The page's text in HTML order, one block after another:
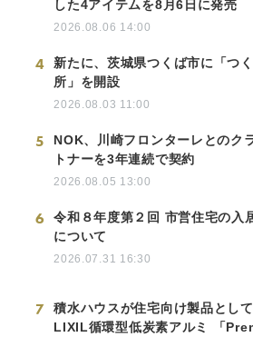
した4アイテムを8月6日に発売
2026.08.06 14:00
4
新たに、茨城県つくば市に「つ
所」を開設
2026.08.03 11:00
5
NOK、川崎フロンターレとのク
トナーを3年連続で契約
2026.08.05 13:00
6
令和８年度第２回 市営住宅の入
について
2026.07.31 16:30
7
積水ハウスが住宅向け製品とし
LIXIL循環型低炭素アルミ 「